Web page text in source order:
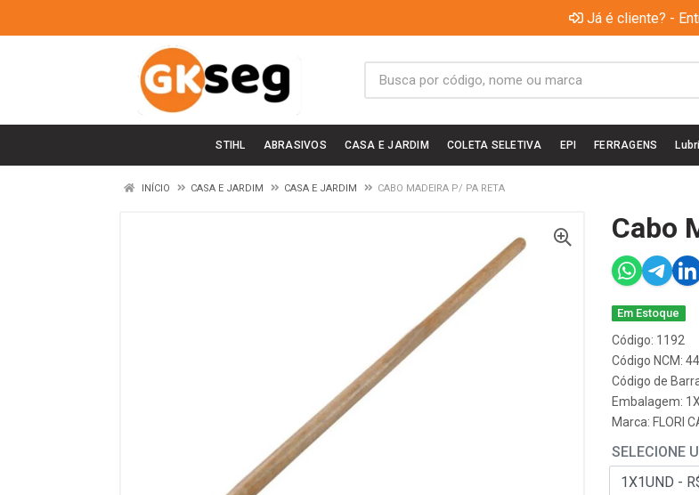
Já é cliente? -
STIHL ABRASIVOS CASA E JARDIM COLETA SELETIVA EPI FERRAGENS
INÍCIO CASA E JARDIM CASA E JARDIM CABO MADEIRA P/ PA RETA
Cabo
Em Estoque
Código: 1192
Código NCM:
Código de
Embalagem:
Marca: FLORI
SELECIONE